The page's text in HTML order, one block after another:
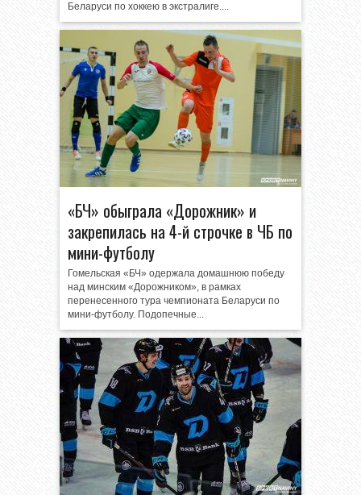
Беларуси по хоккею в экстралиге....
«БЧ» обыграла «Дорожник» и
закрепилась на 4-й строчке в ЧБ по
мини-футболу
Гомельская «БЧ» одержала домашнюю победу
над минским «Дорожником», в рамках
перенесенного тура чемпионата Беларуси по
мини-футболу. Подопечные...